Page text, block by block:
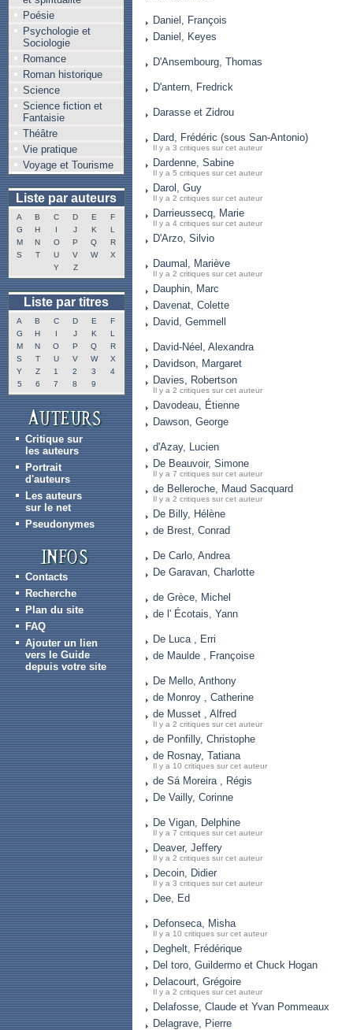
Poésie
Psychologie et
Sociologie
Romance
Roman historique
Science
Science fiction et
Fantaisie
Théâtre
Vie pratique
Voyage et Tourisme
Liste par auteurs
A B C D E
F
G
H I J K
L
M
N O P Q
R
S
T U V W
X
Y
Z
Liste par titres
A B C D E
F
G
H I J K
L
M
N O P Q
R
S
T U V W
X
Y
Z 1 2 3
4
5
6 7 8 9
Critique sur
les auteurs
Portrait
d'auteurs
Les auteurs
sur le net
Pseudonymes
Contacts
Recherche
Plan du site
FAQ
Ajouter un lien
vers le Guide
depuis votre site
Daniel, François
Daniel, Keyes
D'Ansembourg, Thomas
D'antern, Fredrick
Darasse et Zidrou
Dard, Frédéric (sous San-Antonio)
Il y a 3 critiques sur cet auteur
Dardenne, Sabine
Il y a 5 critiques sur cet auteur
Darol, Guy
Il y a 2 critiques sur cet auteur
Darrieussecq, Marie
Il y a 4 critiques sur cet auteur
D'Arzo, Silvio
Daumal, Mariève
Il y a 2 critiques sur cet auteur
Dauphin, Marc
Davenat, Colette
David, Gemmell
David-Néel, Alexandra
Davidson, Margaret
Davies, Robertson
Il y a 2 critiques sur cet auteur
Davodeau, Étienne
Dawson, George
d'Azay, Lucien
De Beauvoir, Simone
Il y a 7 critiques sur cet auteur
de Belleroche, Maud Sacquard
Il y a 2 critiques sur cet auteur
De Billy, Hélène
de Brest, Conrad
De Carlo, Andrea
De Garavan, Charlotte
de Grèce, Michel
de l' Écotais, Yann
De Luca , Erri
de Maulde , Françoise
De Mello, Anthony
de Monroy , Catherine
de Musset , Alfred
Il y a 2 critiques sur cet auteur
de Ponfilly, Christophe
de Rosnay, Tatiana
Il y a 10 critiques sur cet auteur
de Sá Moreira , Régis
De Vailly, Corinne
De Vigan, Delphine
Il y a 7 critiques sur cet auteur
Deaver, Jeffery
Il y a 2 critiques sur cet auteur
Decoin, Didier
Il y a 3 critiques sur cet auteur
Dee, Ed
Defonseca, Misha
Il y a 10 critiques sur cet auteur
Deghelt, Frédérique
Del toro, Guildermo et Chuck Hogan
Delacourt, Grégoire
Il y a 2 critiques sur cet auteur
Delafosse, Claude et Yvan Pommeaux
Delagrave, Pierre